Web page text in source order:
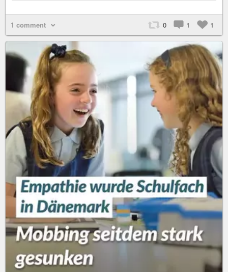
1 comment 0 1 1